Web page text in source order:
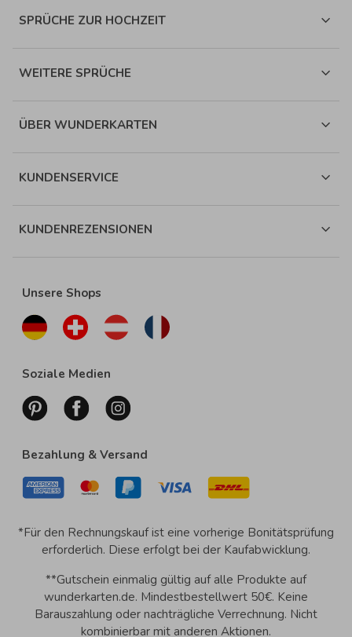
SPRÜCHE ZUR HOCHZEIT
WEITERE SPRÜCHE
ÜBER WUNDERKARTEN
KUNDENSERVICE
KUNDENREZENSIONEN
Unsere Shops
Soziale Medien
Bezahlung & Versand
*Für den Rechnungskauf ist eine vorherige Bonitätsprüfung
erforderlich. Diese erfolgt bei der Kaufabwicklung.
**Gutschein einmalig gültig auf alle Produkte auf
wunderkarten.de. Mindestbestellwert 50€. Keine
Barauszahlung oder nachträgliche Verrechnung. Nicht
kombinierbar mit anderen Aktionen.